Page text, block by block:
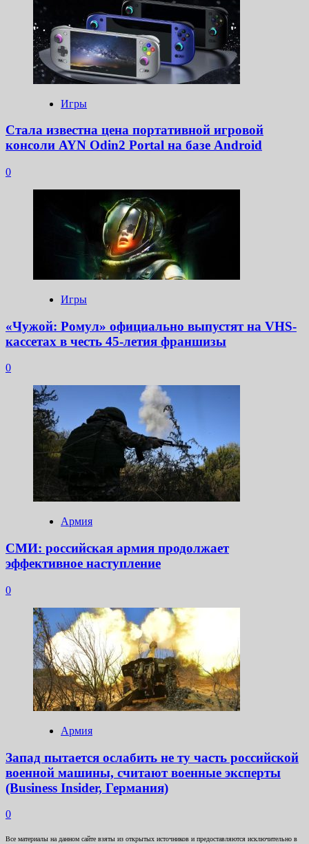
Игры
Стала известна цена портативной игровой
консоли AYN Odin2 Portal на базе Android
0
Игры
«Чужой: Ромул» официально выпустят на VHS-
кассетах в честь 45-летия франшизы
0
Армия
СМИ: российская армия продолжает
эффективное наступление
0
Армия
Запад пытается ослабить не ту часть российской
военной машины, считают военные эксперты
(Business Insider, Германия)
0
Все материалы на данном сайте взяты из открытых источников и предоставляются исключительно в